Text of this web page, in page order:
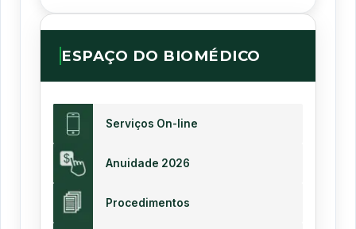
ESPAÇO DO BIOMÉDICO
Serviços On-line
Anuidade 2026
Procedimentos